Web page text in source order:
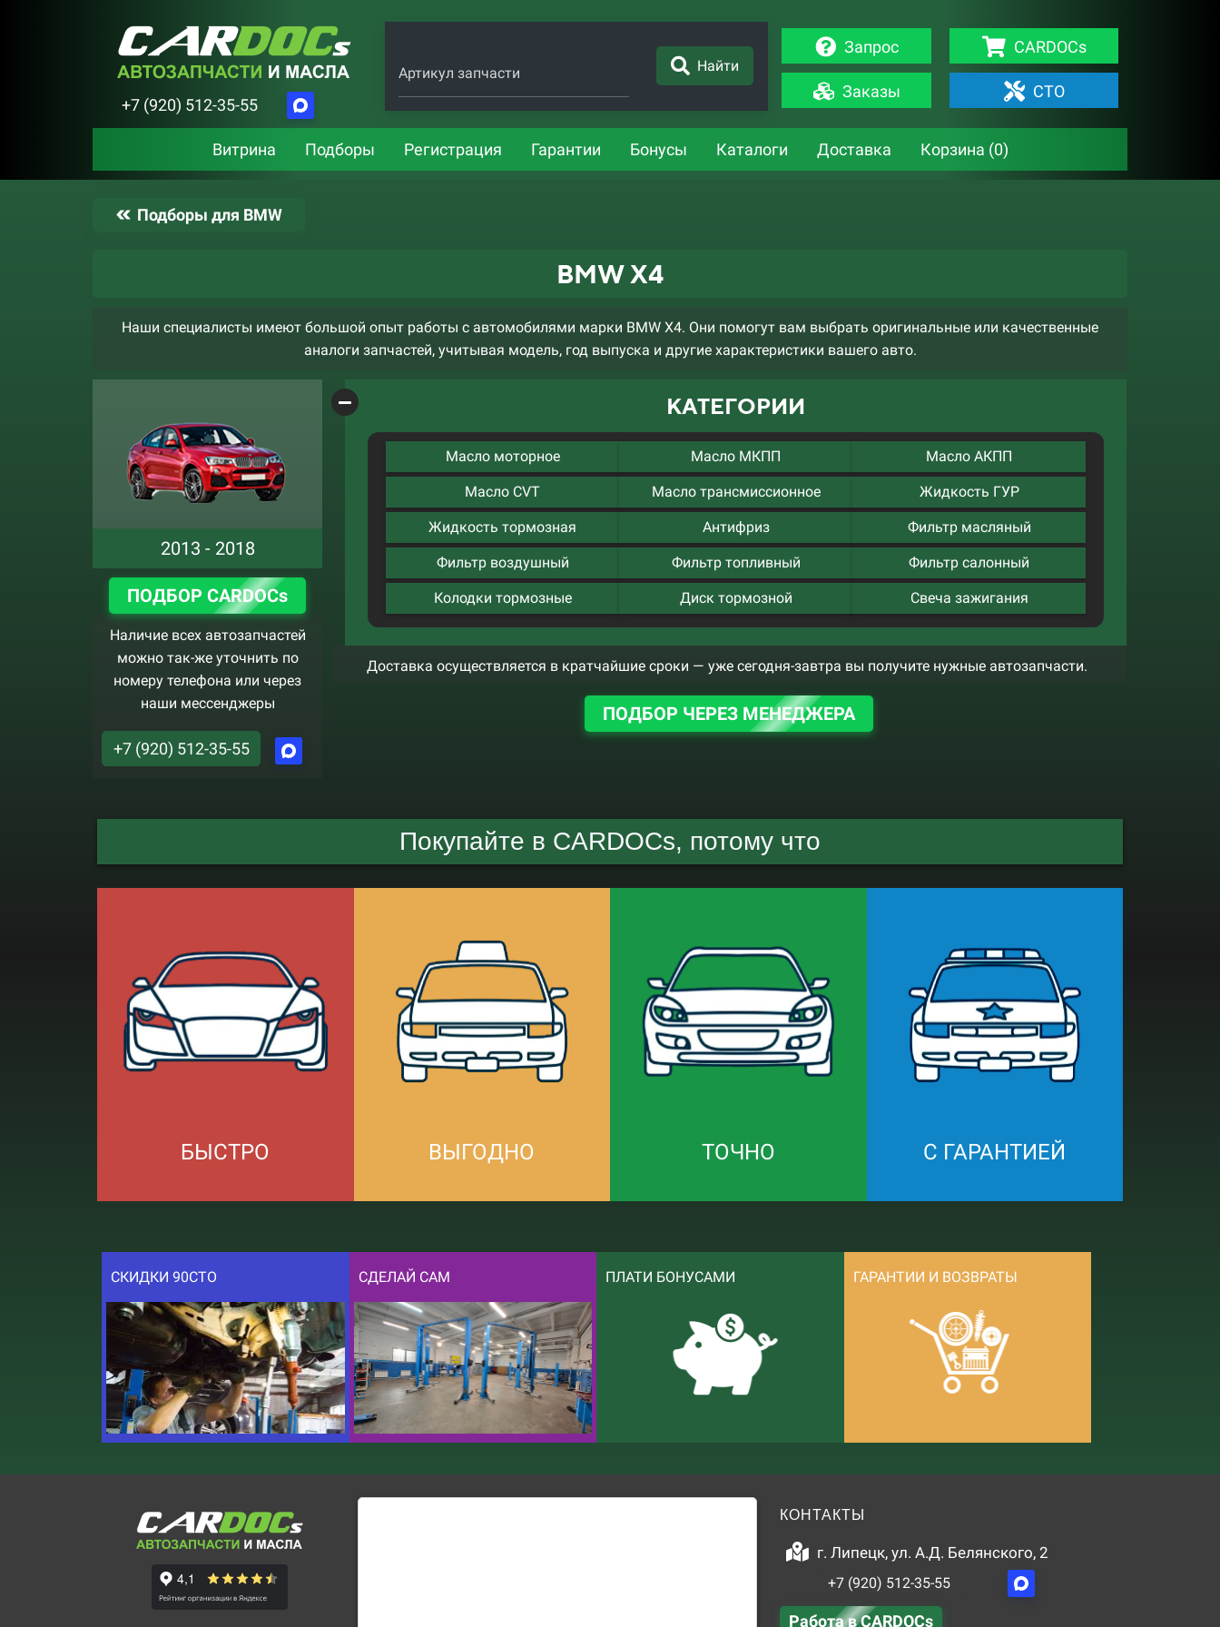
+7 (920) 512-35-55
Артикул запчасти Найти
Запрос
Заказы
CARDOCs
СТО
Витрина Подборы Регистрация Гарантии Бонусы Каталоги Доставка Корзина (0)
Подборы для BMW
BMW X4
Наши специалисты имеют большой опыт работы с автомобилями марки BMW X4. Они помогут вам выбрать оригинальные или качественные
аналоги запчастей, учитывая модель, год выпуска и другие характеристики вашего авто.
2013 - 2018
ПОДБОР CARDOCs
Наличие всех автозапчастей
можно так-же уточнить по
номеру телефона или через
наши мессенджеры
+7 (920) 512-35-55
КАТЕГОРИИ
Масло моторное Масло МКПП Масло АКПП
Масло CVT Масло трансмиссионное Жидкость ГУР
Жидкость тормозная Антифриз Фильтр масляный
Фильтр воздушный Фильтр топливный Фильтр салонный
Колодки тормозные Диск тормозной Свеча зажигания
Доставка осуществляется в кратчайшие сроки — уже сегодня-завтра вы получите нужные автозапчасти.
ПОДБОР ЧЕРЕЗ МЕНЕДЖЕРА
Покупайте в CARDOCs, потому что
БЫСТРО ВЫГОДНО ТОЧНО С ГАРАНТИЕЙ
СКИДКИ 90СТО СДЕЛАЙ САМ ПЛАТИ БОНУСАМИ ГАРАНТИИ И ВОЗВРАТЫ
КОНТАКТЫ
г. Липецк, ул. А.Д. Белянского, 2
+7 (920) 512-35-55
Работа в CARDOCs